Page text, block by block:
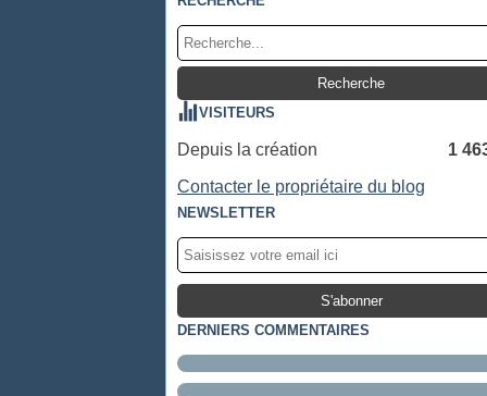
VISITEURS
Depuis la création
1
Contacter le propriétaire du blog
NEWSLETTER
DERNIERS COMMENTAIRES